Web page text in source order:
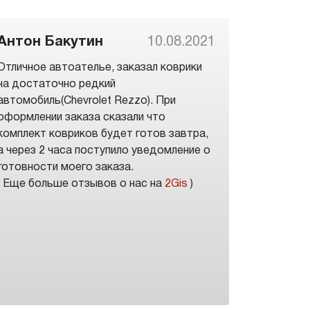
Бакутин 10.08.2021
автоателье, заказал коврики
достаточно редкий
Rezzo). При
заказа сказали что
ковриков будет готов завтра,
через 2 часа поступило уведомление о
моего заказа.
Еще больше отзывов о нас на 2Gis )